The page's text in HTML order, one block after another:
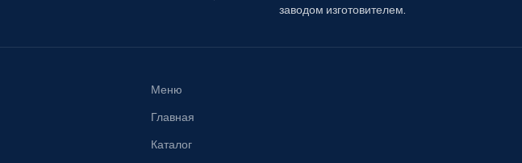
заводом изготовителем.
Меню
Главная
Каталог